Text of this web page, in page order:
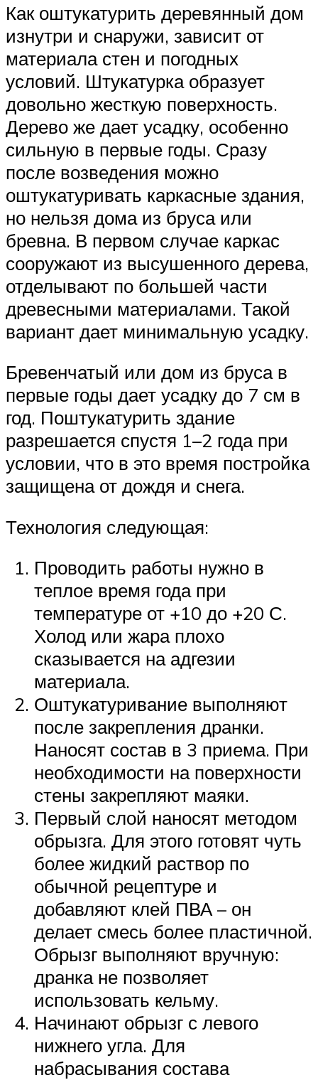
Как оштукатурить деревянный дом
изнутри и снаружи, зависит от
материала стен и погодных
условий. Штукатурка образует
довольно жесткую поверхность.
Дерево же дает усадку, особенно
сильную в первые годы. Сразу
после возведения можно
оштукатуривать каркасные здания,
но нельзя дома из бруса или
бревна. В первом случае каркас
сооружают из высушенного дерева,
отделывают по большей части
древесными материалами. Такой
вариант дает минимальную усадку.
Бревенчатый или дом из бруса в
первые годы дает усадку до 7 см в
год. Поштукатурить здание
разрешается спустя 1–2 года при
условии, что в это время постройка
защищена от дождя и снега.
Технология следующая:
Проводить работы нужно в
теплое время года при
температуре от +10 до +20 С.
Холод или жара плохо
сказывается на адгезии
материала.
Оштукатуривание выполняют
после закрепления дранки.
Наносят состав в 3 приема. При
необходимости на поверхности
стены закрепляют маяки.
Первый слой наносят методом
обрызга. Для этого готовят чуть
более жидкий раствор по
обычной рецептуре и
добавляют клей ПВА – он
делает смесь более пластичной.
Обрызг выполняют вручную:
дранка не позволяет
использовать кельму.
Начинают обрызг с левого
нижнего угла. Для
набрасывания состава